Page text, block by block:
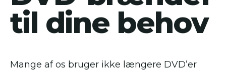
til dine behov
Mange af os bruger ikke længere DVD’er